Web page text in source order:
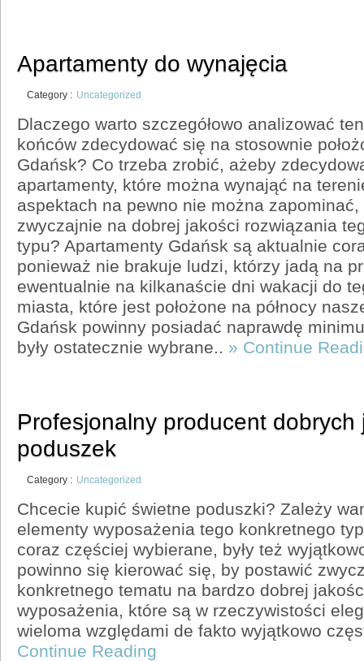
Apartamenty do wynajęcia
Category : Uncategorized
Dlaczego warto szczegółowo analizować
końców zdecydować się na stosownie
Gdańsk? Co trzeba zrobić, ażeby
apartamenty, które można wynająć na
aspektach na pewno nie można
zwyczajnie na dobrej jakości rozwiązania
typu? Apartamenty Gdańsk są aktualnie
ponieważ nie brakuje ludzi, którzy jadą na
ewentualnie na kilkanaście dni wakacji do
miasta, które jest położone na północy
Gdańsk powinny posiadać naprawdę
były ostatecznie wybrane.. » Continue
Profesjonalny producent dobrych
poduszek
Category : Uncategorized
Chcecie kupić świetne poduszki? Zależy
elementy wyposażenia tego konkretnego
coraz częściej wybierane, były też
powinno się kierować się, by postawić
konkretnego tematu na bardzo dobrej
wyposażenia, które są w rzeczywistości
wieloma względami de fakto wyjątkowo
Continue Reading